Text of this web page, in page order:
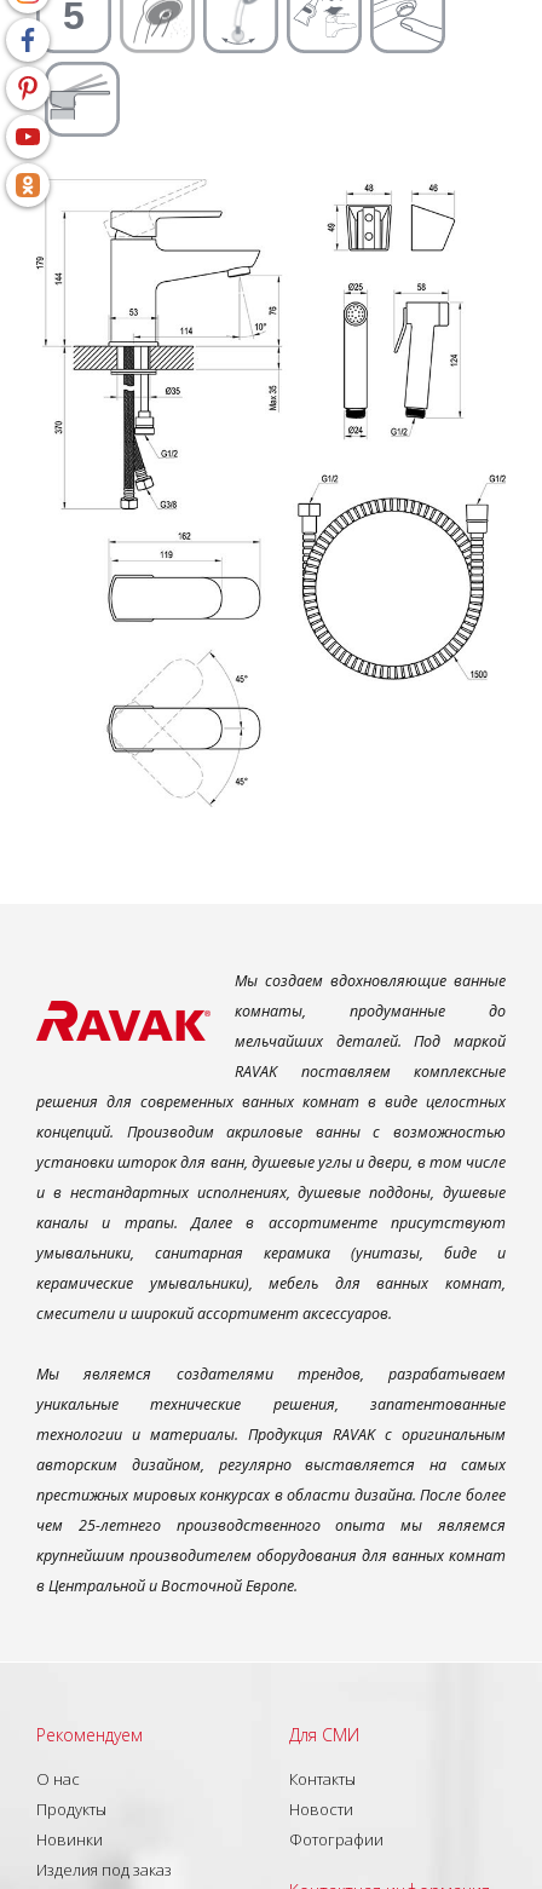
Мы создаем вдохновляющие ванные
комнаты, продуманные до
мельчайших деталей. Под маркой
RAVAK поставляем комплексные
решения для современных ванных комнат в виде целостных
концепций. Производим акриловые ванны с возможностью
установки шторок для ванн, душевые углы и двери, в том числе
и в нестандартных исполнениях, душевые поддоны, душевые
каналы и трапы. Далее в ассортименте присутствуют
умывальники, санитарная керамика (унитазы, биде и
керамические умывальники), мебель для ванных комнат,
смесители и широкий ассортимент аксессуаров.
Мы являемся создателями трендов, разрабатываем
уникальные технические решения, запатентованные
технологии и материалы. Продукция RAVAK с оригинальным
авторским дизайном, регулярно выставляется на самых
престижных мировых конкурсах в области дизайна. После более
чем 25-летнего производственного опыта мы являемся
крупнейшим производителем оборудования для ванных комнат
в Центральной и Восточной Европе.
Рекомендуем
О нас
Продукты
Новинки
Изделия под заказ
Для СМИ
Контакты
Новости
Фотографии